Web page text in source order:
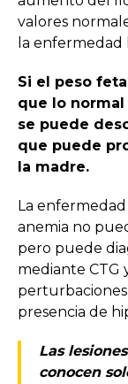
valores
la
Si el peso
que lo
se puede
que puede
la madre.
La
anemia no
pero puede
mediante CTG
presencia de
Las
conocen